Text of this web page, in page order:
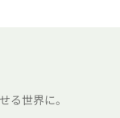
る世界に。